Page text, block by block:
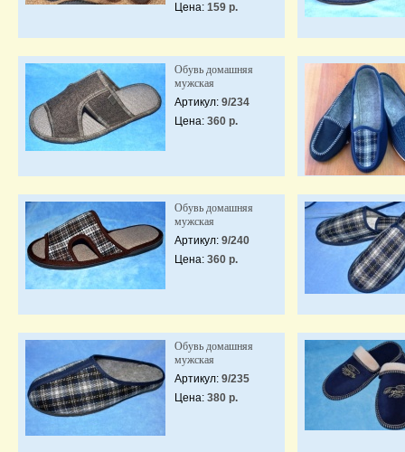
Цена: 159 р.
Обувь домашняя
мужская
Артикул: 9/234
Цена: 360 р.
Обувь домашняя
мужская
Артикул: 9/240
Цена: 360 р.
Обувь домашняя
мужская
Артикул: 9/235
Цена: 380 р.